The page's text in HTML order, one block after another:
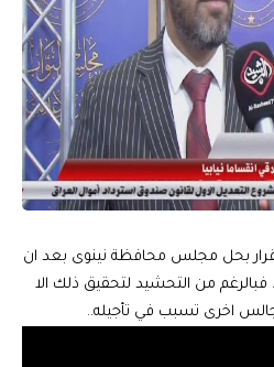
بحل مجلس محافظة نينوى بعد ان
من التحشيد لتحقيق ذلك الا
اخرى تسبب في تأجيله..